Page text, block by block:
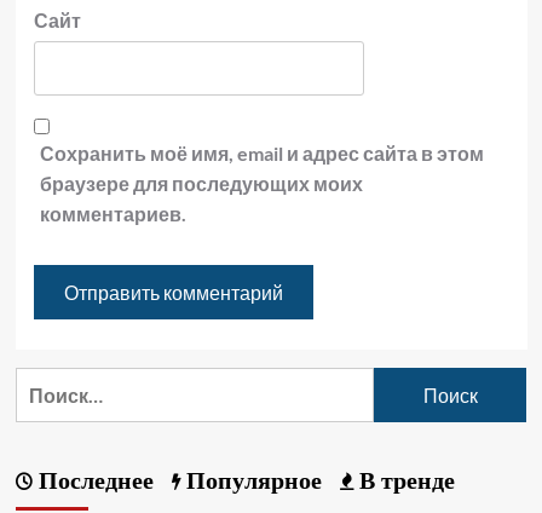
Сайт
Сохранить моё имя, email и адрес сайта в этом
браузере для последующих моих
комментариев.
Последнее Популярное В тренде